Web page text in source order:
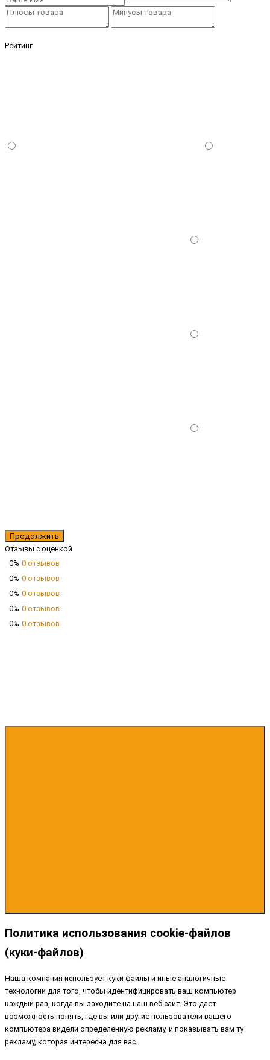
Рейтинг
Продолжить
Отзывы с оценкой
0% 0 отзывов
0% 0 отзывов
0% 0 отзывов
0% 0 отзывов
0% 0 отзывов
Политика использования cookie-файлов
(куки-файлов)
Наша компания использует куки-файлы и иные аналогичные
технологии для того, чтобы идентифицировать ваш компьютер
каждый раз, когда вы заходите на наш веб-сайт. Это дает
возможность понять, где вы или другие пользователи вашего
компьютера видели определенную рекламу, и показывать вам ту
рекламу, которая интересна для вас.